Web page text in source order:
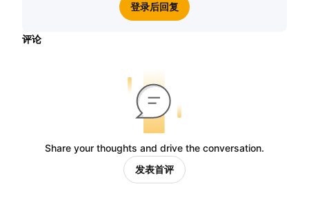
登录后回复
评论
Share your thoughts and drive the conversation.
发表首评